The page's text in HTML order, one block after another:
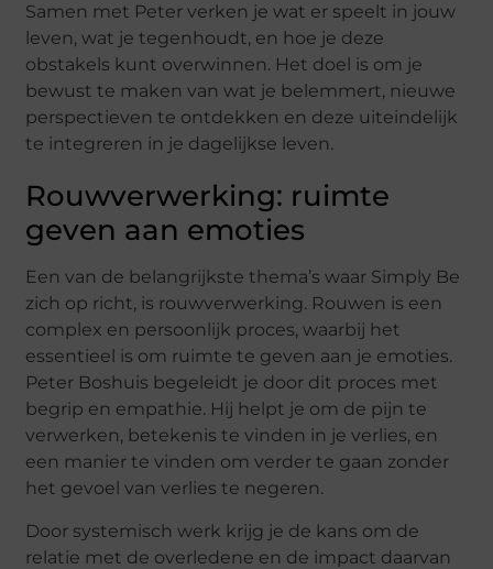
Samen met Peter verken je wat er speelt in jouw
leven, wat je tegenhoudt, en hoe je deze
obstakels kunt overwinnen. Het doel is om je
bewust te maken van wat je belemmert, nieuwe
perspectieven te ontdekken en deze uiteindelijk
te integreren in je dagelijkse leven.
Rouwverwerking: ruimte
geven aan emoties
Een van de belangrijkste thema’s waar Simply Be
zich op richt, is rouwverwerking. Rouwen is een
complex en persoonlijk proces, waarbij het
essentieel is om ruimte te geven aan je emoties.
Peter Boshuis begeleidt je door dit proces met
begrip en empathie. Hij helpt je om de pijn te
verwerken, betekenis te vinden in je verlies, en
een manier te vinden om verder te gaan zonder
het gevoel van verlies te negeren.
Door systemisch werk krijg je de kans om de
relatie met de overledene en de impact daarvan